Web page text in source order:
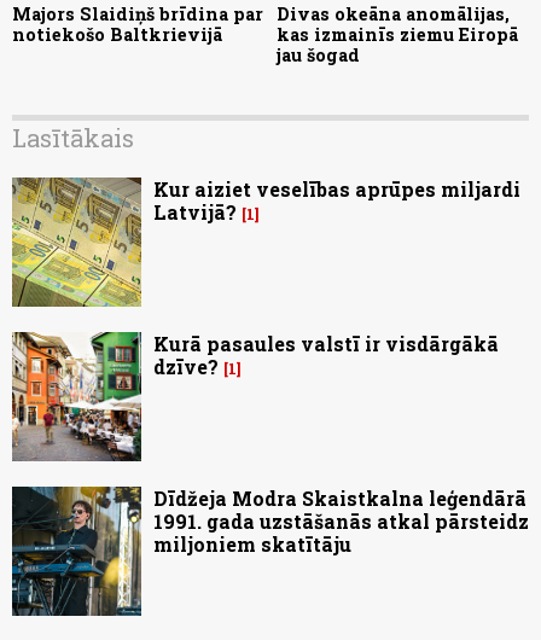
Majors Slaidiņš brīdina par
notiekošo Baltkrievijā
Divas okeāna anomālijas,
kas izmainīs ziemu Eiropā
jau šogad
Lasītākais
Kur aiziet veselības aprūpes miljardi
Latvijā?
1
Kurā pasaules valstī ir visdārgākā
dzīve?
1
Dīdžeja Modra Skaistkalna leģendārā
1991. gada uzstāšanās atkal pārsteidz
miljoniem skatītāju